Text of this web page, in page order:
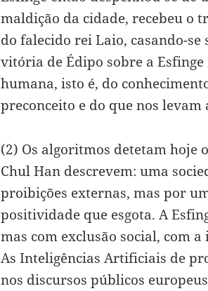
maldição da cidade, recebeu o
do falecido rei Laio, casando-
vitória de Édipo sobre a
humana, isto é, do
preconceito e do que nos levam
(2) Os algoritmos detetam hoje
Chul Han descrevem: uma
proibições externas, mas por
positividade que esgota. A
mas com exclusão social, com
As Inteligências Artificiais de
nos discursos públicos